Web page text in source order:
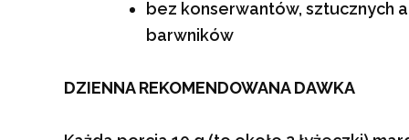
bez konserwantów, sztucznych
barwników
DZIENNA REKOMENDOWANA DAWKA